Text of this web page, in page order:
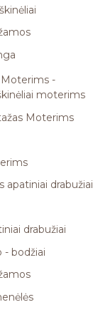
-
moterims
Moterims
apatiniai drabužiai
drabužiai
- bodžiai